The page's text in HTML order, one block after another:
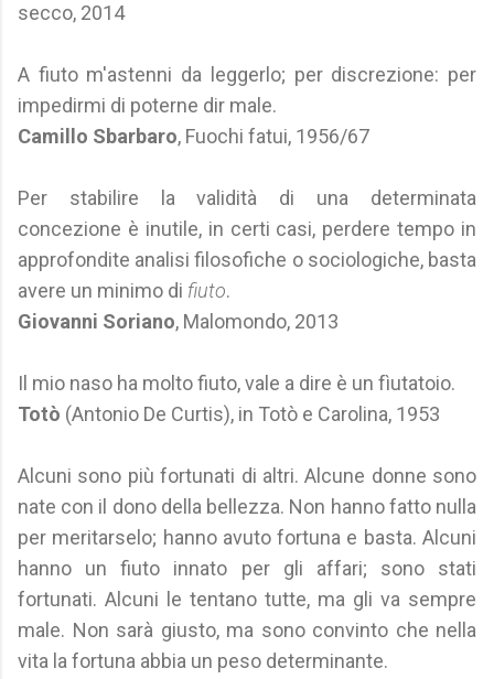
secco, 2014
A fiuto m'astenni da leggerlo; per discrezione: per
impedirmi di poterne dir male.
Camillo Sbarbaro, Fuochi fatui, 1956/67
Per stabilire la validità di una determinata
concezione è inutile, in certi casi, perdere tempo in
approfondite analisi filosofiche o sociologiche, basta
avere un minimo di fiuto.
Giovanni Soriano, Malomondo, 2013
Il mio naso ha molto fiuto, vale a dire è un fìutatoio.
Totò (Antonio De Curtis), in Totò e Carolina, 1953
Alcuni sono più fortunati di altri. Alcune donne sono
nate con il dono della bellezza. Non hanno fatto nulla
per meritarselo; hanno avuto fortuna e basta. Alcuni
hanno un fiuto innato per gli affari; sono stati
fortunati. Alcuni le tentano tutte, ma gli va sempre
male. Non sarà giusto, ma sono convinto che nella
vita la fortuna abbia un peso determinante.